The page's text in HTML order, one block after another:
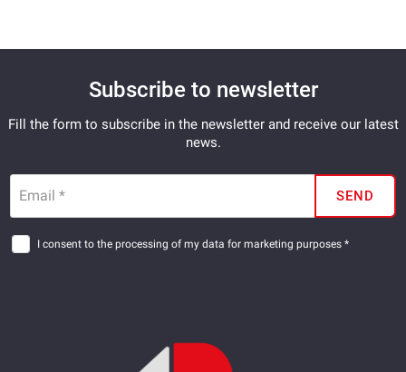
Subscribe to newsletter
Fill the form to subscribe in the newsletter and receive our latest
news.
Email * SEND
I consent to the processing of my data for marketing purposes *